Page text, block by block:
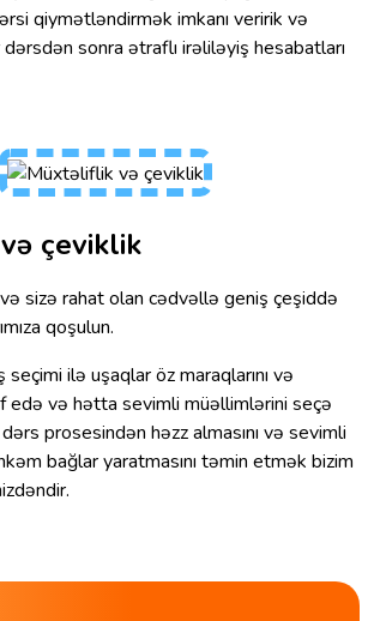
qiymətləndirmək imkanı veririk və
sonra ətraflı irəliləyiş hesabatları
çeviklik
sizə rahat olan cədvəllə geniş çeşiddə
qoşulun.
seçimi ilə uşaqlar öz maraqlarını və
edə və hətta sevimli müəllimlərini seçə
dərs prosesindən həzz almasını və sevimli
bağlar yaratmasını təmin etmək bizim